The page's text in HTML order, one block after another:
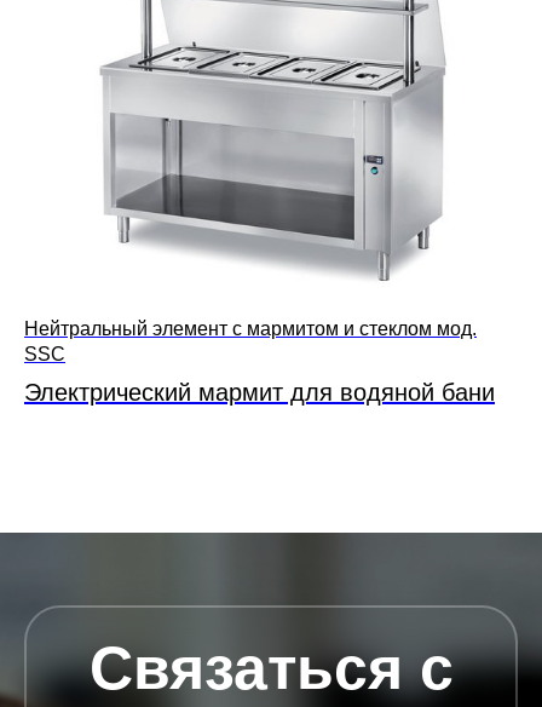
Нейтральный элемент с мармитом и стеклом мод.
SSC
Электрический мармит для водяной бани
Связаться с